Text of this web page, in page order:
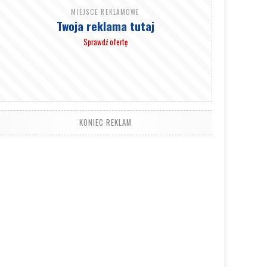
MIEJSCE REKLAMOWE
Twoja reklama tutaj
Sprawdź ofertę
KONIEC REKLAM